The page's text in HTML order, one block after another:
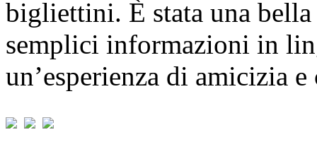
bigliettini. È stata una
semplici informazioni in
un’esperienza di amicizia